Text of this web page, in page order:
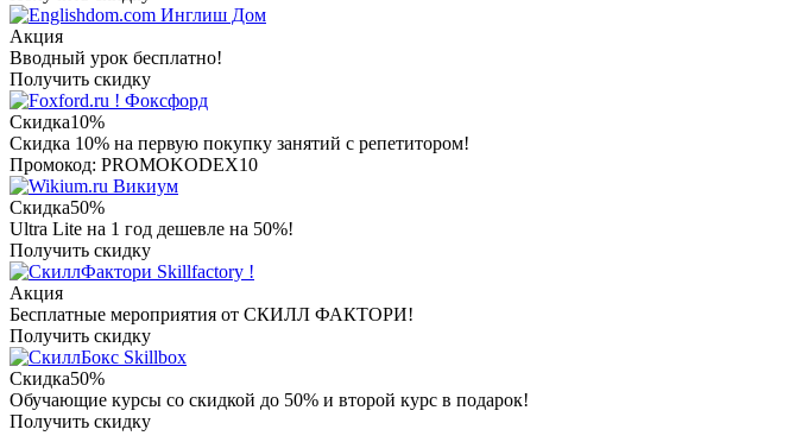
Инглиш Дом
Акция
Вводный урок бесплатно!
Получить скидку
Фоксфорд
Скидка10%
Скидка 10% на первую покупку занятий с репетитором!
Промокод: PROMOKODEX10
Викиум
Скидка50%
Ultra Lite на 1 год дешевле на 50%!
Получить скидку
Skillfactory !
Акция
Бесплатные мероприятия от СКИЛЛ ФАКТОРИ!
Получить скидку
Skillbox
Скидка50%
Обучающие курсы со скидкой до 50% и второй курс в подарок!
Получить скидку